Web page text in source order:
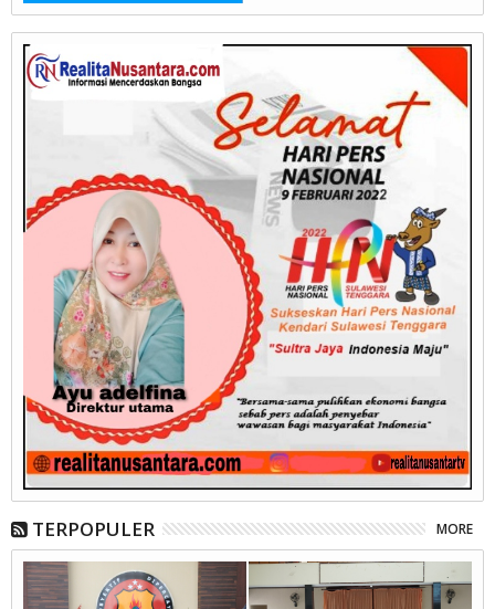
TERPOPULER MORE